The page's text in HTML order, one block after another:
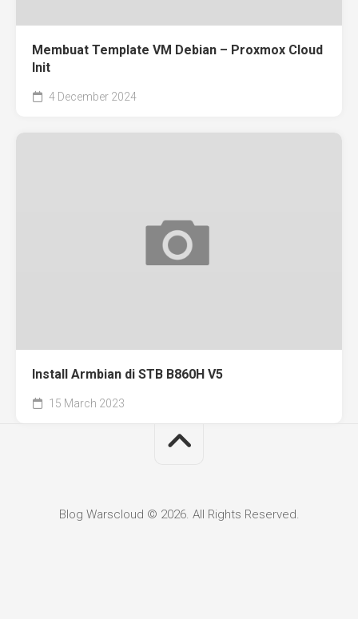
Membuat Template VM Debian – Proxmox Cloud
Init
4 December 2024
Install Armbian di STB B860H V5
15 March 2023
Blog Warscloud © 2026. All Rights Reserved.